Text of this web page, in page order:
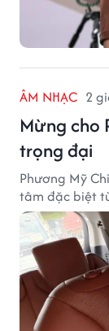
ÂM NHẠC 2
Mừng cho
trọng đại
Phương Mỹ
tâm đặc biệt